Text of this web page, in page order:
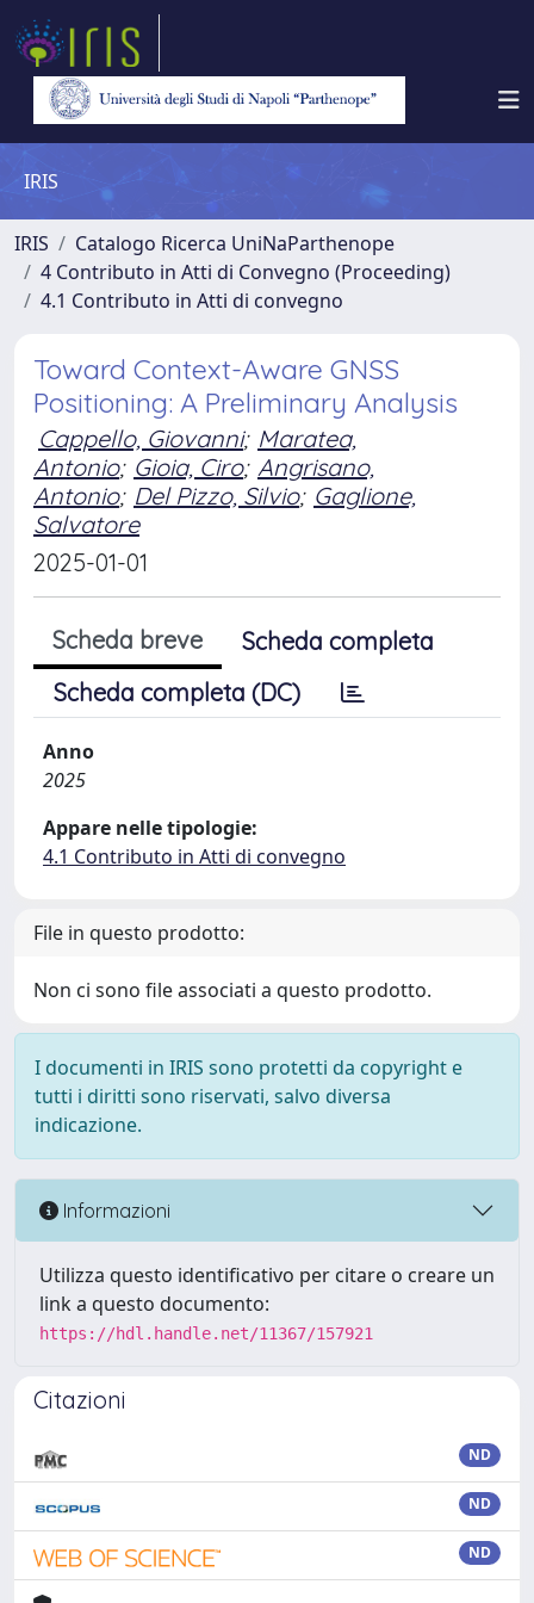
IRIS
IRIS
Catalogo Ricerca UniNaParthenope
4 Contributo in Atti di Convegno (Proceeding)
4.1 Contributo in Atti di convegno
Toward Context-Aware GNSS
Positioning: A Preliminary Analysis
Cappello, Giovanni; Maratea,
Antonio; Gioia, Ciro; Angrisano,
Antonio; Del Pizzo, Silvio; Gaglione,
Salvatore
2025-01-01
Scheda breve
Scheda completa
Scheda completa (DC)
Anno
2025
Appare nelle tipologie:
4.1 Contributo in Atti di convegno
File in questo prodotto:
Non ci sono file associati a questo prodotto.
I documenti in IRIS sono protetti da copyright e
tutti i diritti sono riservati, salvo diversa
indicazione.
Informazioni
Utilizza questo identificativo per citare o creare un
link a questo documento:
https://hdl.handle.net/11367/157921
Citazioni
ND
ND
ND